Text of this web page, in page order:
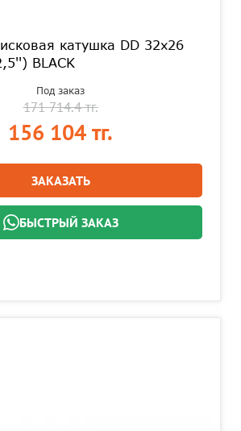
катушка DD 32x26
BLACK
Под заказ
171 714.4 тг.
156 104 тг.
ЗАКАЗАТЬ
БЫСТРЫЙ ЗАКАЗ